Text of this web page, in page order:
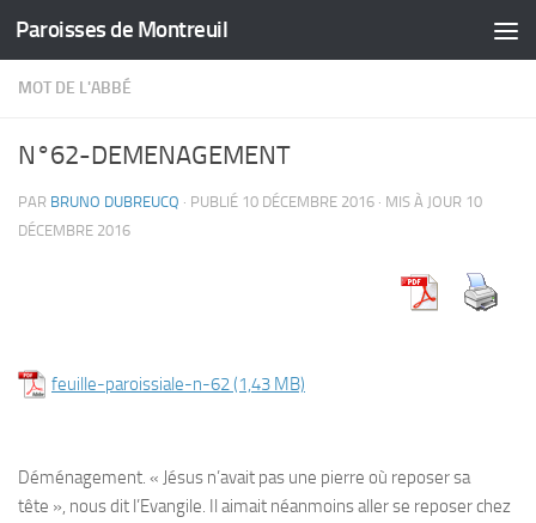
Skip to content
Paroisses de Montreuil
MOT DE L'ABBÉ
N°62-DEMENAGEMENT
PAR BRUNO DUBREUCQ · PUBLIÉ 10 DÉCEMBRE 2016 · MIS À JOUR 10
DÉCEMBRE 2016
feuille-paroissiale-n-62
Déménagement. « Jésus n’avait pas une pierre où reposer sa
tête », nous dit l’Evangile. Il aimait néanmoins aller se reposer chez